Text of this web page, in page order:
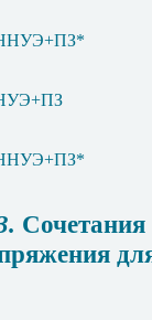
+ПЗ*
+ПЗ
Сочетания